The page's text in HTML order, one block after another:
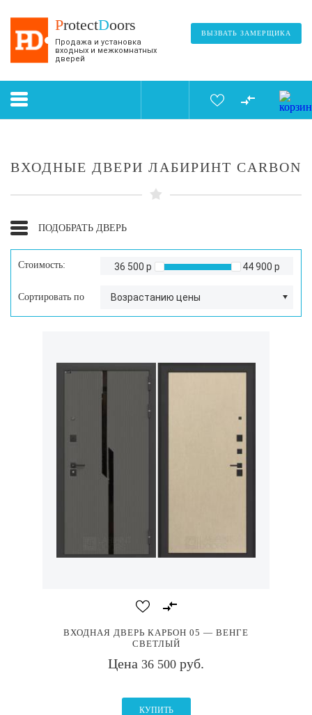
ProtectDoors
Продажа и установка
входных и межкомнатных
дверей
ВЫЗВАТЬ ЗАМЕРЩИКА
ВХОДНЫЕ ДВЕРИ ЛАБИРИНТ CARBON
ПОДОБРАТЬ ДВЕРЬ
Стоимость: 36 500 р 44 900 р
Сортировать по Возрастанию цены
ВХОДНАЯ ДВЕРЬ КАРБОН 05 — ВЕНГЕ
СВЕТЛЫЙ
Цена 36 500 руб.
КУПИТЬ